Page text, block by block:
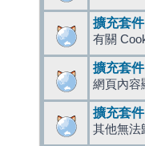
擴充套
有關
擴充套
網頁內容
擴充套
其他無法